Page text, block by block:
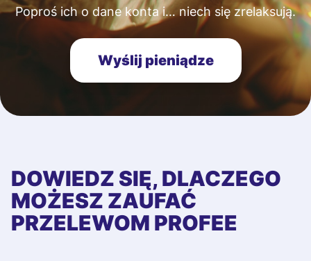
Poproś ich o dane konta i… niech się zrelaksują.
Wyślij pieniądze
DOWIEDZ SIĘ, DLACZEGO
MOŻESZ ZAUFAĆ
PRZELEWOM PROFEE